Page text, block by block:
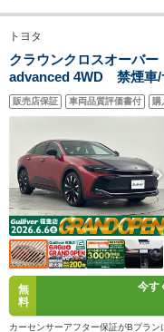
トヨタ
クラウンクロスオーバ
advanced 4WD 禁煙車/
位カメラ/黒レザーシー
レス充電/ステアリング
ヘッドアップディスプ
ム/ETC2.0
販売店保証 車両品質評価書付 購
無
料
今す
カーセンサーアフター保証がBプラン